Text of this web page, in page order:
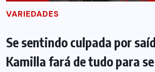
VARIEDADES
Se sentindo culpada por
Kamilla fará de tudo para